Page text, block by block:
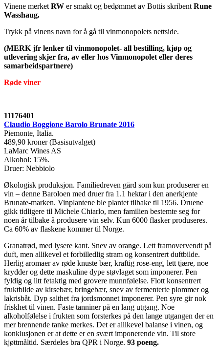
Vinene merket RW er smakt og bedømmet av Bottis skribent Rune
Wasshaug.
Trykk på vinens navn for å gå til vinmonopolets nettside.
(MERK jfr lenker til vinmonopolet- all bestilling, kjøp og
utlevering skjer fra, av eller hos Vinmonopolet eller deres
samarbeidspartnere)
Røde viner
11176401
Claudio Boggione Barolo Brunate 2016
Piemonte, Italia.
489,90 kroner (Basisutvalget)
LaMarc Wines AS
Alkohol: 15%.
Druer: Nebbiolo
Økologisk produksjon. Familiedreven gård som kun produserer en
vin – denne Baroloen med druer fra 1.1 hektar i den anerkjente
Brunate-marken. Vinplantene ble plantet tilbake til 1956. Druene
gikk tidligere til Michele Chiarlo, men familien bestemte seg for
noen år tilbake å produsere vin selv. Kun 6000 flasker produseres.
Ca 60% av flaskene kommer til Norge.
Granatrød, med lysere kant. Snev av orange. Lett framovervendt på
duft, men allikevel et forbilledlig stram og konsentrert duftbilde.
Herlig aromaer av røde knuste bær, kraftig rose-eng, lett tjære, noe
krydder og dette maskuline dype støvlaget som imponerer. Pen
fyldig og litt fetaktig med grovere munnfølelse. Flott konsentrert
fruktbilde av kirsebær, bringebær, snev av fermenterte plommer og
lakrisbåt. Dyp salthet fra jordsmonnet imponerer. Pen syre gir nok
friskhet til vinen. Faste tanniner på en lang utgang. Noe
alkoholfølelse i frukten som forsterkes på den lange utgangen der en
mer brennende tanke merkes. Det er allikevel balanse i vinen, og
konklusjonen er at dette er en svært imponerende vin. Til store
kjøttmåltid. Særdeles bra QPR i Norge. 93 poeng.